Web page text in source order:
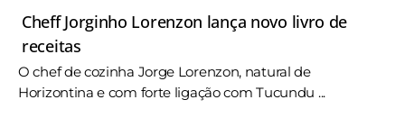
Cheff Jorginho Lorenzon lança novo livro de
receitas
O chef de cozinha Jorge Lorenzon, natural de
Horizontina e com forte ligação com Tucundu ...